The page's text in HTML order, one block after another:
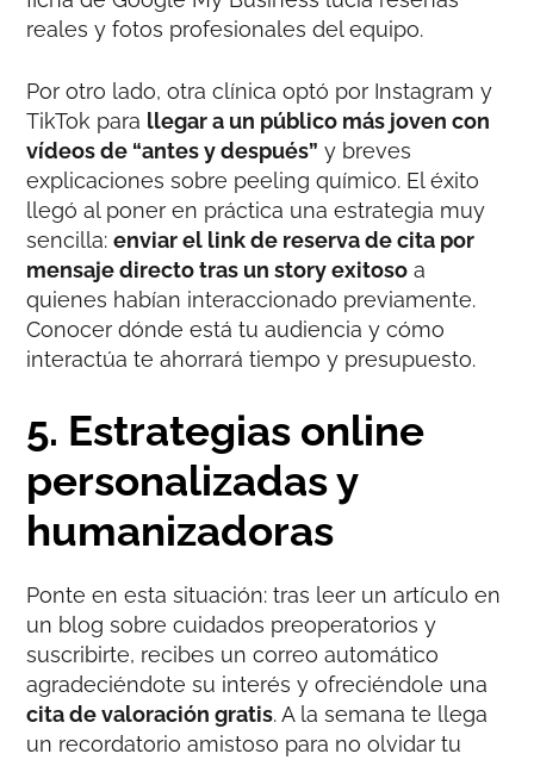
reales y fotos profesionales del equipo.
Por otro lado, otra clínica optó por Instagram y
TikTok para llegar a un público más joven con
vídeos de “antes y después” y breves
explicaciones sobre peeling químico. El éxito
llegó al poner en práctica una estrategia muy
sencilla:enviar el link de reserva de cita por
mensaje directo tras un story exitoso a
quienes habían interaccionado previamente.
Conocer dónde está tu audiencia y cómo
interactúa te ahorrará tiempo y presupuesto.
5. Estrategias online
personalizadas y
humanizadoras
Ponte en esta situación: tras leer un artículo en
un blog sobre cuidados preoperatorios y
suscribirte, recibes un correo automático
agradeciéndote su interés y ofreciéndole una
cita de valoración gratis. A la semana te llega
un recordatorio amistoso para no olvidar tu